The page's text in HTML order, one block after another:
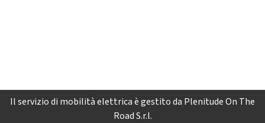
Il servizio di mobilità elettrica è gestito da Plenitude On The
Road S.r.l.